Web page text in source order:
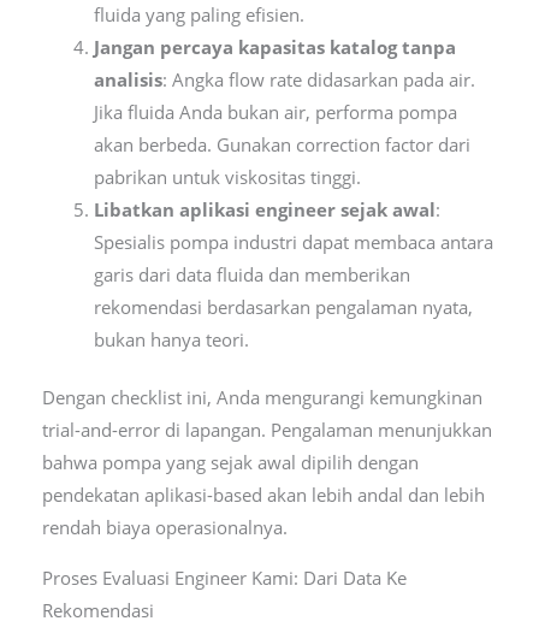
fluida yang paling efisien.
Jangan percaya kapasitas katalog tanpa
analisis: Angka flow rate didasarkan pada air.
Jika fluida Anda bukan air, performa pompa
akan berbeda. Gunakan correction factor dari
pabrikan untuk viskositas tinggi.
Libatkan aplikasi engineer sejak awal:
Spesialis pompa industri dapat membaca antara
garis dari data fluida dan memberikan
rekomendasi berdasarkan pengalaman nyata,
bukan hanya teori.
Dengan checklist ini, Anda mengurangi kemungkinan
trial-and-error di lapangan. Pengalaman menunjukkan
bahwa pompa yang sejak awal dipilih dengan
pendekatan aplikasi-based akan lebih andal dan lebih
rendah biaya operasionalnya.
Proses Evaluasi Engineer Kami: Dari Data Ke
Rekomendasi